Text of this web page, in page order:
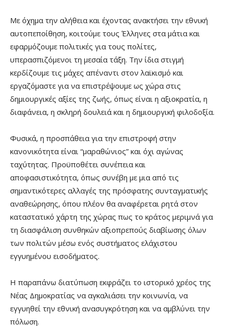
Με όχημα την αλήθεια και έχοντας ανακτήσει την εθνική
αυτοπεποίθηση, κοιτούμε τους Έλληνες στα μάτια και
εφαρμόζουμε πολιτικές για τους πολίτες,
υπερασπιζόμενοι τη μεσαία τάξη. Την ίδια στιγμή
κερδίζουμε τις μάχες απέναντι στον λαϊκισμό και
εργαζόμαστε για να επιστρέψουμε ως χώρα στις
δημιουργικές αξίες της ζωής, όπως είναι η αξιοκρατία, η
διαφάνεια, η σκληρή δουλειά και η δημιουργική φιλοδοξία.
Φυσικά, η προσπάθεια για την επιστροφή στην
κανονικότητα είναι “μαραθώνιος” και όχι αγώνας
ταχύτητας. Προϋποθέτει συνέπεια και
αποφασιστικότητα, όπως συνέβη με μια από τις
σημαντικότερες αλλαγές της πρόσφατης συνταγματικής
αναθεώρησης, όπου πλέον θα αναφέρεται ρητά στον
καταστατικό χάρτη της χώρας πως το κράτος μεριμνά για
τη διασφάλιση συνθηκών αξιοπρεπούς διαβίωσης όλων
των πολιτών μέσω ενός συστήματος ελάχιστου
εγγυημένου εισοδήματος.
Η παραπάνω διατύπωση εκφράζει το ιστορικό χρέος της
Νέας Δημοκρατίας να αγκαλιάσει την κοινωνία, να
εγγυηθεί την εθνική ανασυγκρότηση και να αμβλύνει την
πόλωση.